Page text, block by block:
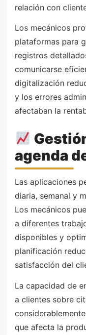
relación con
Los mecánicos
plataformas para
registros
comunicarse
digitalización
y los errores
afectaban la
agenda
Las aplicaciones
diaria, semanal y
Los mecánicos
a diferentes
disponibles y
planificación
satisfacción del
La capacidad de
a clientes sobre
que afecta la